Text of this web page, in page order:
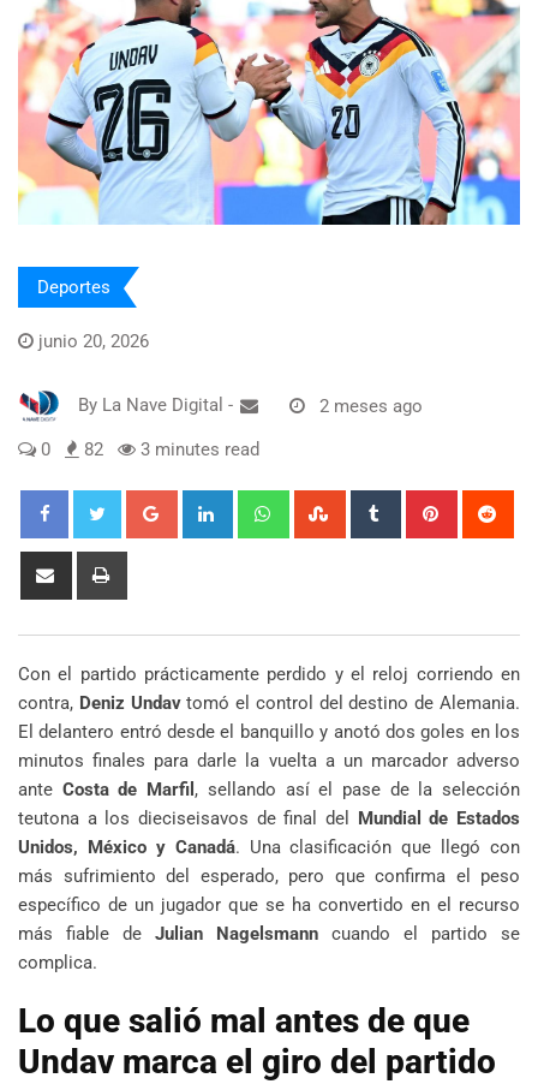
Deportes
junio 20, 2026
By La Nave Digital - 2 meses ago
0 82 3 minutes read
Google+ LinkedIn WhatsappStumbleUpon
Tumblr Pinterest
Share
Con el partido prácticamente perdido y el reloj corriendo en
contra, Deniz Undavtomó el control del destino de Alemania.
El delantero entró desde el banquillo y anotó dos goles en los
minutos finales para darle la vuelta a un marcador adverso
ante Costa de Marfil , sellando así el pase de la selección
teutona a los dieciseisavos de final del Mundial de Estados
Unidos, México y Canadá. Una clasificación que llegó con
más sufrimiento del esperado, pero que confirma el peso
específico de un jugador que se ha convertido en el recurso
más fiable de Julian Nagelsmann cuando el partido se
complica.
Lo que salió mal antes de que
Undav marca el giro del partido